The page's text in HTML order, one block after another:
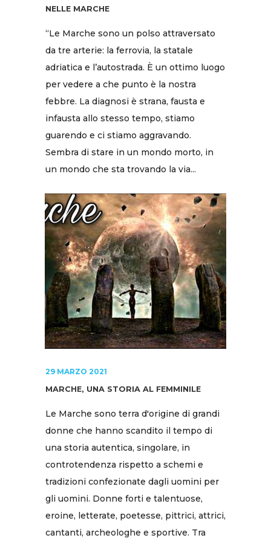
NELLE MARCHE
“Le Marche sono un polso attraversato
da tre arterie: la ferrovia, la statale
adriatica e l’autostrada. È un ottimo luogo
per vedere a che punto è la nostra
febbre. La diagnosi è strana, fausta e
infausta allo stesso tempo, stiamo
guarendo e ci stiamo aggravando.
Sembra di stare in un mondo morto, in
un mondo che sta trovando la via...
29 MARZO 2021
MARCHE, UNA STORIA AL FEMMINILE
Le Marche sono terra d'origine di grandi
donne che hanno scandito il tempo di
una storia autentica, singolare, in
controtendenza rispetto a schemi e
tradizioni confezionate dagli uomini per
gli uomini. Donne forti e talentuose,
eroine, letterate, poetesse, pittrici, attrici,
cantanti, archeologhe e sportive. Tra